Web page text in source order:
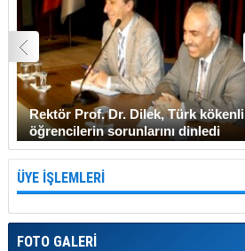
Rektör Prof. Dr. Dilek, Türk kökenli
öğrencilerin sorunlarını dinledi
ÜYE İŞLEMLERİ
FOTO GALERİ